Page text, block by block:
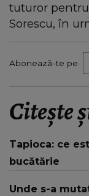
tuturor pentru
Sorescu, în
Abonează-te pe
Citește
Tapioca: ce
bucătărie
Unde s-a